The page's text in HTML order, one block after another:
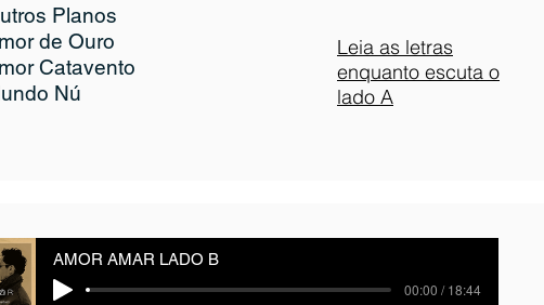
Planos
de Ouro
Catavento
Nú
Leia as letras
enquanto escuta o
lado A
AMOR AMAR LADO B
00:00 / 18:44